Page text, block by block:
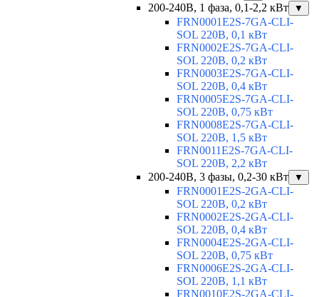
200-240В, 1 фаза, 0,1-2,2 кВт ▼
FRN0001E2S-7GA-CLI-
SOL 220В, 0,1 кВт
FRN0002E2S-7GA-CLI-
SOL 220В, 0,2 кВт
FRN0003E2S-7GA-CLI-
SOL 220В, 0,4 кВт
FRN0005E2S-7GA-CLI-
SOL 220В, 0,75 кВт
FRN0008E2S-7GA-CLI-
SOL 220В, 1,5 кВт
FRN0011E2S-7GA-CLI-
SOL 220В, 2,2 кВт
200-240В, 3 фазы, 0,2-30 кВт
▼
FRN0001E2S-2GA-CLI-
SOL 220В, 0,2 кВт
FRN0002E2S-2GA-CLI-
SOL 220В, 0,4 кВт
FRN0004E2S-2GA-CLI-
SOL 220В, 0,75 кВт
FRN0006E2S-2GA-CLI-
SOL 220В, 1,1 кВт
FRN0010E2S-2GA-CLI-